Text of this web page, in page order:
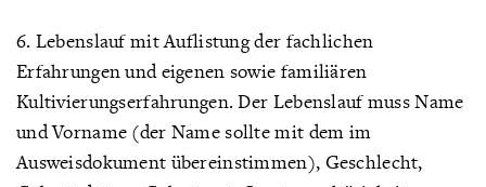
6. Lebenslauf mit Auflistung der fachlichen
Erfahrungen und eigenen sowie familiären
Kultivierungserfahrungen. Der Lebenslauf muss Name
und Vorname (der Name sollte mit dem im
Ausweisdokument übereinstimmen), Geschlecht,